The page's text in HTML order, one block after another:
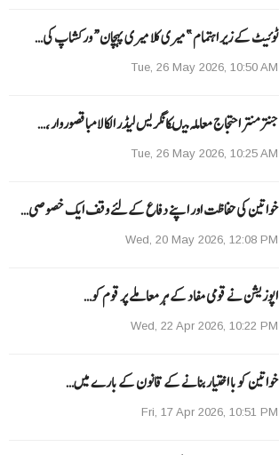
ٹوئیٹ کے زیر اہتمام ”میری کلا میری پہچان“ ورکشاپ کی…
Tue, 26 May 2026, 10:50 AM
جنتر منتر احتجاج معاملہ میںکانگریس لیڈر الکا لامبا قصوروار ،…
Tue, 26 May 2026, 10:25 AM
خواتین کی حفاظت اور اپنے دفاع کےلئے وقف ایک خصوصی…
Wed, 20 May 2026, 12:08 PM
اپوزیشن نے قومی مفاد کے ہر معاملے پر قوم کو…
Wed, 22 Apr 2026, 10:22 PM
خواتین کو با اختیار بنانے کے قانون کے بارے میں…
Fri, 17 Apr 2026, 10:51 PM